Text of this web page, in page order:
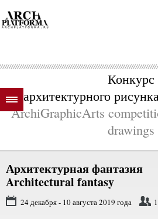
Конкурс
архитектурного
ArchiGraphicArts
drawings
Архитектурная фантазия
Architectural fantasy
24 декабря - 10 августа 2019 года